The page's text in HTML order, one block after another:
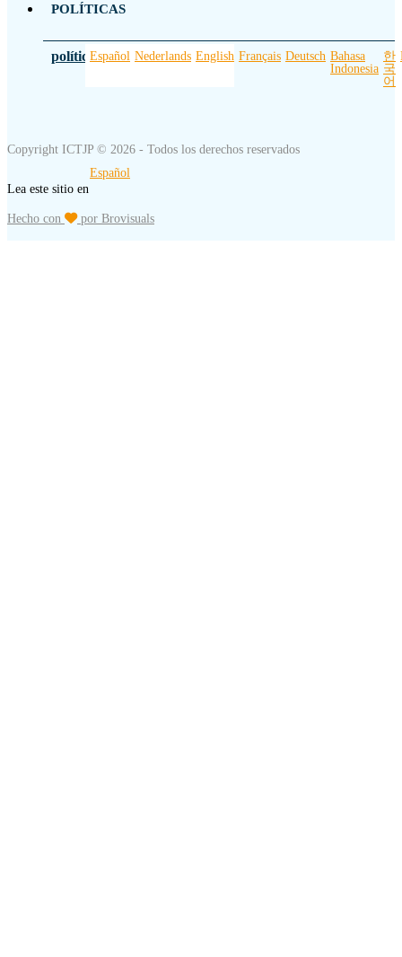
POLÍTICAS
política de privacidad
Copyright ICTJP © 2026 - Todos los derechos reservados
Lea este sitio en
Español
Español Nederlands English Français Deutsch Bahasa
Indonesia
한
국
어
Hecho con por Brovisuals